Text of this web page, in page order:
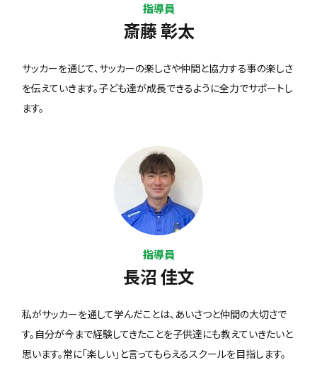
指導員
斎藤 彰太
サッカーを通じて、サッカーの楽しさや仲間と協力する事の楽しさ
を伝えていきます。子ども達が成長できるように全力でサポートし
ます。
指導員
長沼 佳文
私がサッカーを通して学んだことは、あいさつと仲間の大切さで
す。自分が今まで経験してきたことを子供達にも教えていきたいと
思います。常に「楽しい」と言ってもらえるスクールを目指します。